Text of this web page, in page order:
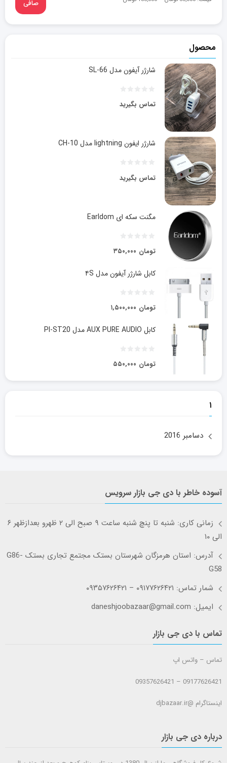
صافی
محصول
شارژر آیفون مدل SL-66
تماس بگیرید
شارژر ایفون lightning مدل CH-10
تماس بگیرید
مگنت سکه ای Earldom
۳۵۰,۰۰۰ تومان
کابل شارژر آیفون مدل ۴S
۱,۵۰۰,۰۰۰ تومان
کابل AUX PURE AUDIO مدل PI-ST20
۵۵۰,۰۰۰ تومان
۱
دسامبر 2016
آسوده خاطر با دی جی بازار سرویس
زمانی کاری: شنبه تا پنچ شنبه ساعت ۹ صبح الی ۲ ظهرو بعدازظهر ۶
الی ۱۰
آدرس: استان هرمزگان شهرستان بستک مجتمع تجاری بستک G86-
G58
شمار تماس: ۰۹۱۷۷۶۲۶۴۲۱ – ۰۹۳۵۷۶۲۶۴۲۱
ایمیل: daneshjoobazaar@gmail.com
تماس با دی جی بازار
تماس – واتس اپ
09177626421 – 09357626421
اینستاگرام @djbazaar.ir
درباره دی جی بازار